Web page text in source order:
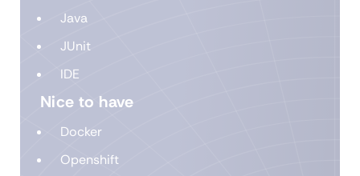
Java
JUnit
IDE
Nice to have
Docker
Openshift